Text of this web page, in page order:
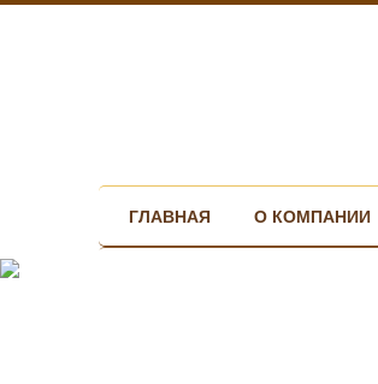
ГЛАВНАЯ О КОМПАНИИ